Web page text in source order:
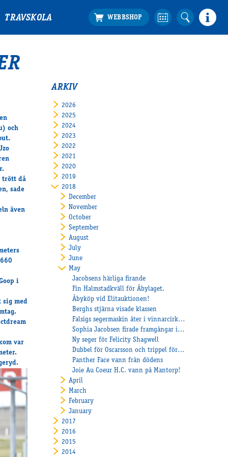
TRAVSKOLA
och
trött då
sade
även
i
sig med
var
ARKIV
2026
2025
2024
2023
2022
2021
2020
2019
2018
December
November
October
September
August
July
June
May
Jacobsens härliga firande
Fin Halmstadkväll för Åbylaget.
Åbyköp vid Elitauktionen!
Berghs stjärna visade klassen
Falsigs segermaskin åter i vinnarcirkeln
Sophia Jacobsen firade framgångar i Norge
Ny seger för Felicity Shagwell
Dubbel för Oscarsson och trippel för Heiskanen
Panther Face vann från dödens
Joie Au Coeur H.C. vann på Mantorp!
April
March
February
January
2017
2016
2015
2014